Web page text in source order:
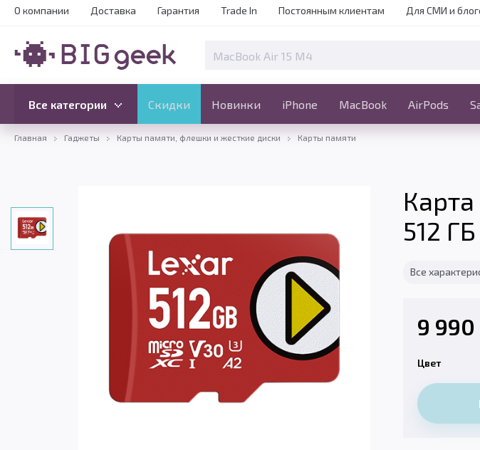
О компании Доставка Гарантия Trade In Постоянным клиентам Для СМИ и
Все категории Скидки Новинки iPhone MacBook AirPods
Скидки Новинки iPhone MacBook
Все категории Ещё
Главная Гаджеты Карты памяти, флешки и жесткие диски Карты памяти
512
Все
9 990
Цвет